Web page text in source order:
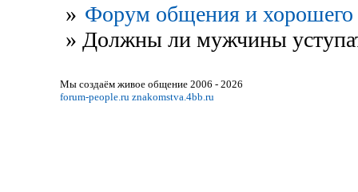
» Форум общения и хорошего
» Должны ли мужчины
Мы создаём живое общение 2006 - 2026
forum-people.ru znakomstva.4bb.ru